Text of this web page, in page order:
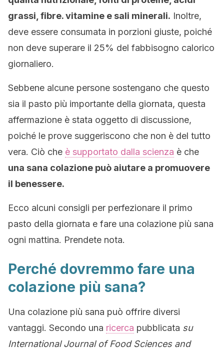
grassi, fibre. vitamine e sali minerali. Inoltre,
deve essere consumata in porzioni giuste, poiché
non deve superare il 25% del fabbisogno calorico
giornaliero.
Sebbene alcune persone sostengano che questo
sia il pasto più importante della giornata, questa
affermazione è stata oggetto di discussione,
poiché le prove suggeriscono che non è del tutto
vera. Ciò che è supportato dalla scienza è che
una sana colazione può aiutare a promuovere
il benessere.
Ecco alcuni consigli per perfezionare il primo
pasto della giornata e fare una colazione più sana
ogni mattina. Prendete nota.
Perché dovremmo fare una
colazione più sana?
Una colazione più sana può offrire diversi
vantaggi. Secondo una ricerca pubblicata su
International Journal of Food Sciences and